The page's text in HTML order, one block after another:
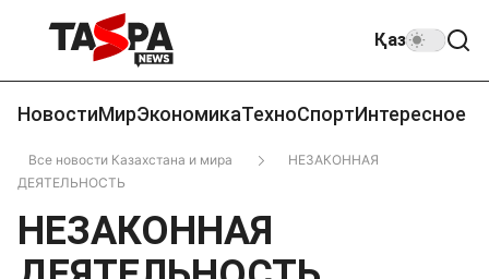
Қаз
НовостиМирЭкономикаТехноСпортИнтересное
Все новости Казахстана и мира
НЕЗАКОННАЯ
ДЕЯТЕЛЬНОСТЬ
НЕЗАКОННАЯ